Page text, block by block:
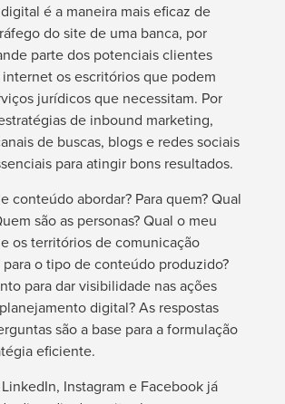
é a maneira mais eficaz de
do site de uma banca, por
parte dos potenciais clientes
os escritórios que podem
jurídicos que necessitam. Por
de inbound marketing,
de buscas, blogs e redes sociais
para atingir bons resultados.
conteúdo abordar? Para quem? Qual
são as personas? Qual o meu
os territórios de comunicação
o tipo de conteúdo produzido?
para dar visibilidade nas ações
digital? As respostas
são a base para a formulação
eficiente.
Instagram e Facebook já